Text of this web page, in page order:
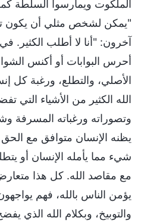
الملكوت ويمارسوا السلطة
"يمكن لشخص مثلي أن يكون
آخرون: "أنا لا أطلب الكثير.
أحرس البوابات أو أكنس
الأصلي، والتطلع، ورغبة كل
الله الكثير من الأشياء التي
وتصوراته ورغباته المسرفة
يظنه الإنسان متوافق مع
شيء مما يأمله الإنسان أو
مع مقاصد الله. كل هذا
يؤمن الناس بالله، فهم
والتوبيخ، وبكلام الله الذي